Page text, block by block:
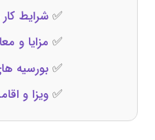
✅شرایط
✅ مزایا و
✅بورسیه‌
✅ویزا و